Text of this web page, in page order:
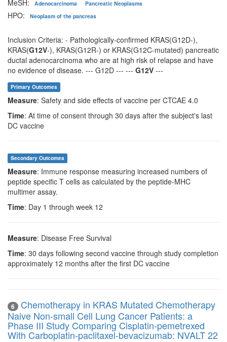
MeSH: Adenocarcinoma Pancreatic Neoplasms
HPO: Neoplasm of the pancreas
Inclusion Criteria: - Pathologically-confirmed KRAS(G12D-),
KRAS(G12V-), KRAS(G12R-) or KRAS(G12C-mutated) pancreatic
ductal adenocarcinoma who are at high risk of relapse and have
no evidence of disease. --- G12D --- --- G12V ---
Primary Outcomes
Measure: Safety and side effects of vaccine per CTCAE 4.0
Time: At time of consent through 30 days after the subject's last
DC vaccine
Secondary Outcomes
Measure: Immune response measuring increased numbers of
peptide specific T cells as calculated by the peptide-MHC
multimer assay.
Time: Day 1 through week 12
Measure: Disease Free Survival
Time: 30 days following second vaccine through study completion
approximately 12 months after the first DC vaccine
6
Chemotherapy in KRAS Mutated Chemotherapy
Naive Non-small Cell Lung Cancer Patients: a
Phase III Study Comparing Cisplatin-pemetrexed
With Carboplatin-paclitaxel-bevacizumab: NVALT 22